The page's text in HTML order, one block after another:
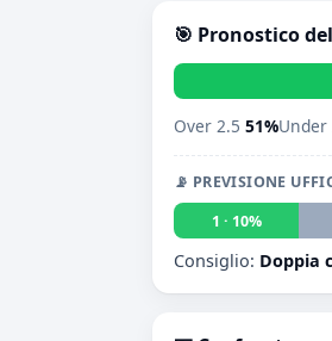
🎯 Pronostico
Over 2.5 51%Under
📡 PREVISIONE
1 · 10%
Consiglio: Doppia